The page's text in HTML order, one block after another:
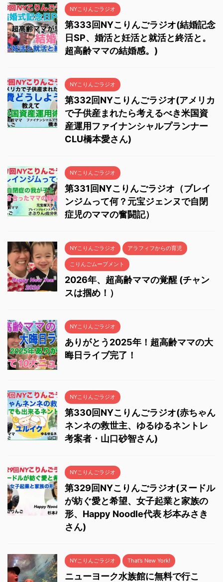
NYこりんごラジオ
第333回NYこりんごラジオ(結婚記念
日SP、婚活と妊活と就活と終活と。
超高齢ママの結婚感。)
NYこりんごラジオ
第332回NYこりんごラジオ(アメリカ
で子供産まれたら考えるべき米国資
産運用ファイナンシャルプランナー
CLU橋本愛さん)
NYこりんごラジオ
第331回NYこりんごラジオ（ブレイ
ンジムって何？元宝ジェンヌで自閉
症児のママの奮闘記）
NYこりんごラジオ アラフィフからの育児
こりんごムーブメント
2026年、超高齢ママの覚醒 (チャン
スは掴め！）
NYこりんごラジオ
ありがとう2025年！超高齢ママの大
晦日ライブ完了！
NYこりんごラジオ
第330回NYこりんごラジオ(赤ちゃん
ネンネの救世主、ゆるゆるネントレ
考案者・山口砂智さん)
NYこりんごラジオ
第329回NYこりんごラジオ(ヌードル
が紡ぐ愛と希望、女子起業と家族の
形、Happy Noodle代表 杉本みさき
さん)
NYこりんごラジオ That’s New York!
ニューヨーク水族館に無料で行こ